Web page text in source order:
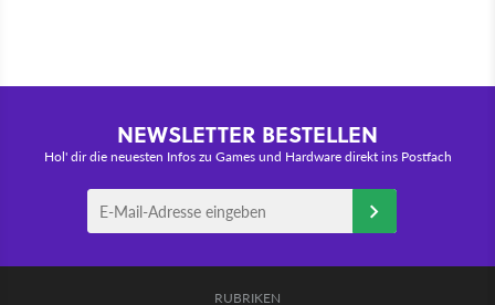
NEWSLETTER BESTELLEN
Hol' dir die neuesten Infos zu Games und Hardware direkt ins Postfach
RUBRIKEN